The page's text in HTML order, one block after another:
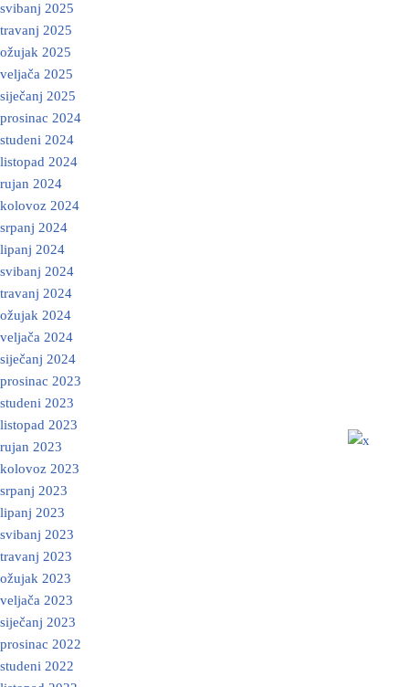
svibanj 2025
travanj 2025
ožujak 2025
veljača 2025
siječanj 2025
prosinac 2024
studeni 2024
listopad 2024
rujan 2024
kolovoz 2024
srpanj 2024
lipanj 2024
svibanj 2024
travanj 2024
ožujak 2024
veljača 2024
siječanj 2024
prosinac 2023
studeni 2023
listopad 2023
rujan 2023
kolovoz 2023
srpanj 2023
lipanj 2023
svibanj 2023
travanj 2023
ožujak 2023
veljača 2023
siječanj 2023
prosinac 2022
studeni 2022